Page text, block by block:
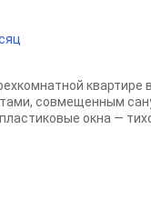
квартире
совмещенным
окна —